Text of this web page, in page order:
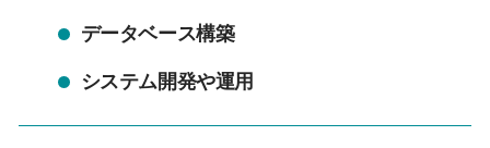
データベース構築
システム開発や運用